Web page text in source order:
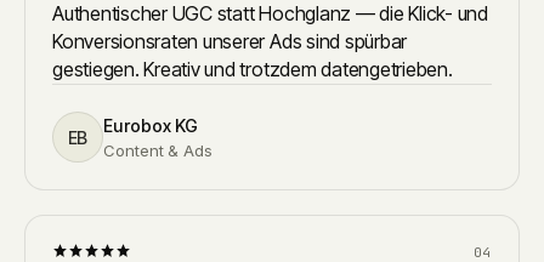
Authentischer UGC statt Hochglanz — die Klick- und
Konversionsraten unserer Ads sind spürbar
gestiegen. Kreativ und trotzdem datengetrieben.
EB
Eurobox KG
Content & Ads
04